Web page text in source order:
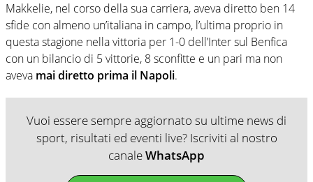
Makkelie, nel corso della sua carriera, aveva diretto ben 14
sfide con almeno un’italiana in campo, l’ultima proprio in
questa stagione nella vittoria per 1-0 dell’Inter sul Benfica
con un bilancio di 5 vittorie, 8 sconfitte e un pari ma non
aveva mai diretto prima il Napoli.
Vuoi essere sempre aggiornato su ultime news di
sport, risultati ed eventi live? Iscriviti al nostro
canaleWhatsApp